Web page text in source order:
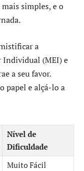
simples, e o
a
Individual (MEI) e
a seu favor.
papel e alçá-lo a
Nível de
Dificuldade
Muito Fácil